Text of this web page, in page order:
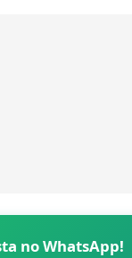
no WhatsApp!